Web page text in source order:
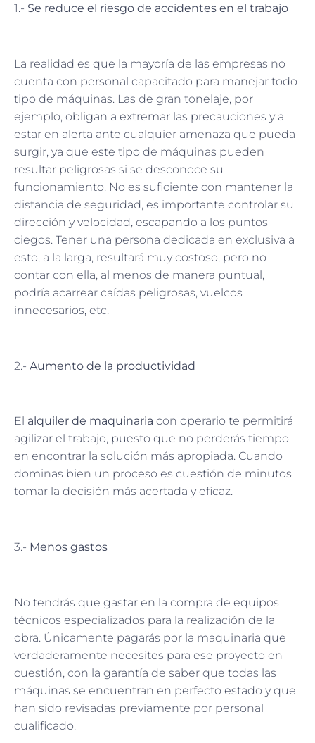
1.- Se reduce el riesgo de accidentes en el trabajo
La realidad es que la mayoría de las empresas no
cuenta con personal capacitado para manejar todo
tipo de máquinas. Las de gran tonelaje, por
ejemplo, obligan a extremar las precauciones y a
estar en alerta ante cualquier amenaza que pueda
surgir, ya que este tipo de máquinas pueden
resultar peligrosas si se desconoce su
funcionamiento. No es suficiente con mantener la
distancia de seguridad, es importante controlar su
dirección y velocidad, escapando a los puntos
ciegos. Tener una persona dedicada en exclusiva a
esto, a la larga, resultará muy costoso, pero no
contar con ella, al menos de manera puntual,
podría acarrear caídas peligrosas, vuelcos
innecesarios, etc.
2.- Aumento de la productividad
El alquiler de maquinaria con operario te permitirá
agilizar el trabajo, puesto que no perderás tiempo
en encontrar la solución más apropiada. Cuando
dominas bien un proceso es cuestión de minutos
tomar la decisión más acertada y eficaz.
3.- Menos gastos
No tendrás que gastar en la compra de equipos
técnicos especializados para la realización de la
obra. Únicamente pagarás por la maquinaria que
verdaderamente necesites para ese proyecto en
cuestión, con la garantía de saber que todas las
máquinas se encuentran en perfecto estado y que
han sido revisadas previamente por personal
cualificado.